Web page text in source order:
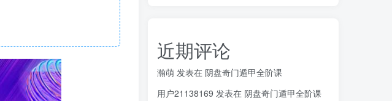
近期评论
瀚萌 发表在 阴盘奇门遁甲全阶课
用户21138169 发表在 阴盘奇门遁甲全阶课